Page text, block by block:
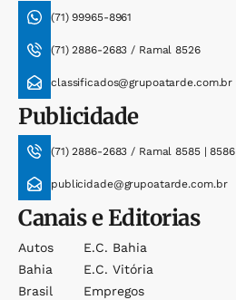
(71) 99965-8961
(71) 2886-2683 / Ramal 8526
classificados@grupoatarde.com.br
Publicidade
(71) 2886-2683 / Ramal 8585 | 8586
publicidade@grupoatarde.com.br
Canais e Editorias
Autos
Bahia
Brasil
E.c. Bahia
E.c. Vitória
Empregos